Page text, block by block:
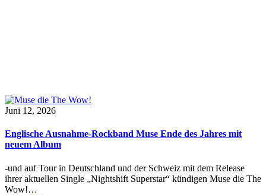
Juni 12, 2026
Englische Ausnahme-Rockband Muse Ende des Jahres mit
neuem Album
-und auf Tour in Deutschland und der Schweiz mit dem Release
ihrer aktuellen Single „Nightshift Superstar“ kündigen Muse die The
Wow!…